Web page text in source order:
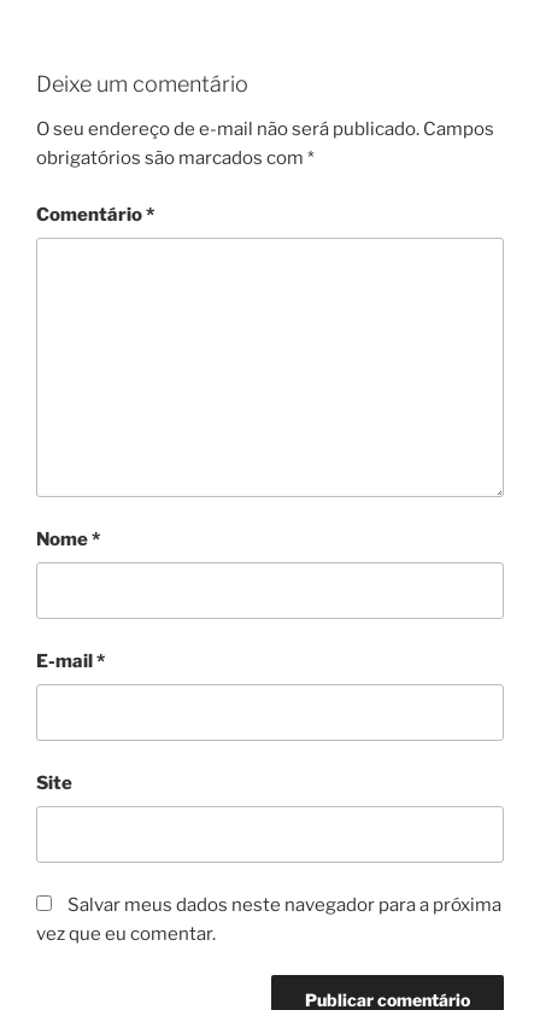
Deixe um comentário
O seu endereço de e-mail não será publicado. Campos
obrigatórios são marcados com *
Comentário*
Nome*
E-mail*
Site
Salvar meus dados neste navegador para a próxima
vez que eu comentar.